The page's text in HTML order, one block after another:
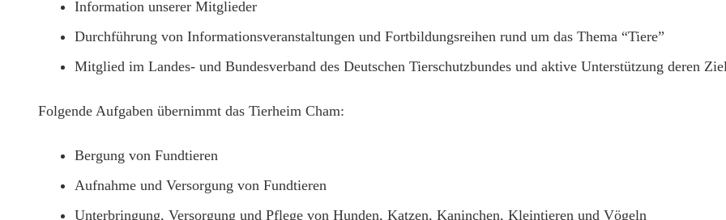
Information unserer Mitglieder
Durchführung von Informationsveranstaltungen und Fortbildungsreihen rund um das Thema “Tiere”
Mitglied im Landes- und Bundesverband des Deutschen Tierschutzbundes und aktive Unterstützung deren
Folgende Aufgaben übernimmt das Tierheim Cham:
Bergung von Fundtieren
Aufnahme und Versorgung von Fundtieren
Unterbringung, Versorgung und Pflege von Hunden, Katzen, Kaninchen, Kleintieren und Vögeln